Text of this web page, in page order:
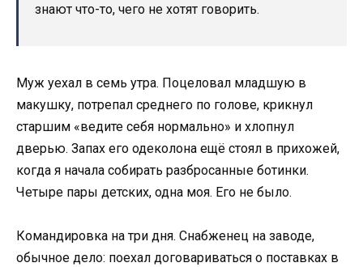
знают что-то, чего не хотят говорить.
Муж уехал в семь утра. Поцеловал младшую в
макушку, потрепал среднего по голове, крикнул
старшим «ведите себя нормально» и хлопнул
дверью. Запах его одеколона ещё стоял в прихожей,
когда я начала собирать разбросанные ботинки.
Четыре пары детских, одна моя. Его не было.
Командировка на три дня. Снабженец на заводе,
обычное дело: поехал договариваться о поставках в